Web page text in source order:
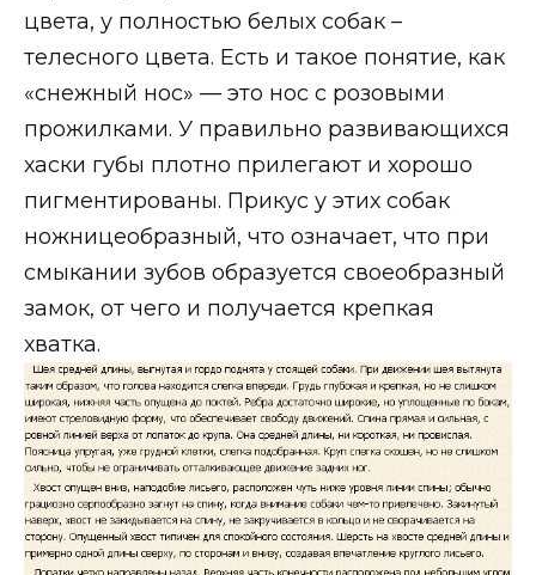
цвета, у полностью белых собак –
телесного цвета. Есть и такое понятие, как
«снежный нос» — это нос с розовыми
прожилками. У правильно развивающихся
хаски губы плотно прилегают и хорошо
пигментированы. Прикус у этих собак
ножницеобразный, что означает, что при
смыкании зубов образуется своеобразный
замок, от чего и получается крепкая
хватка.